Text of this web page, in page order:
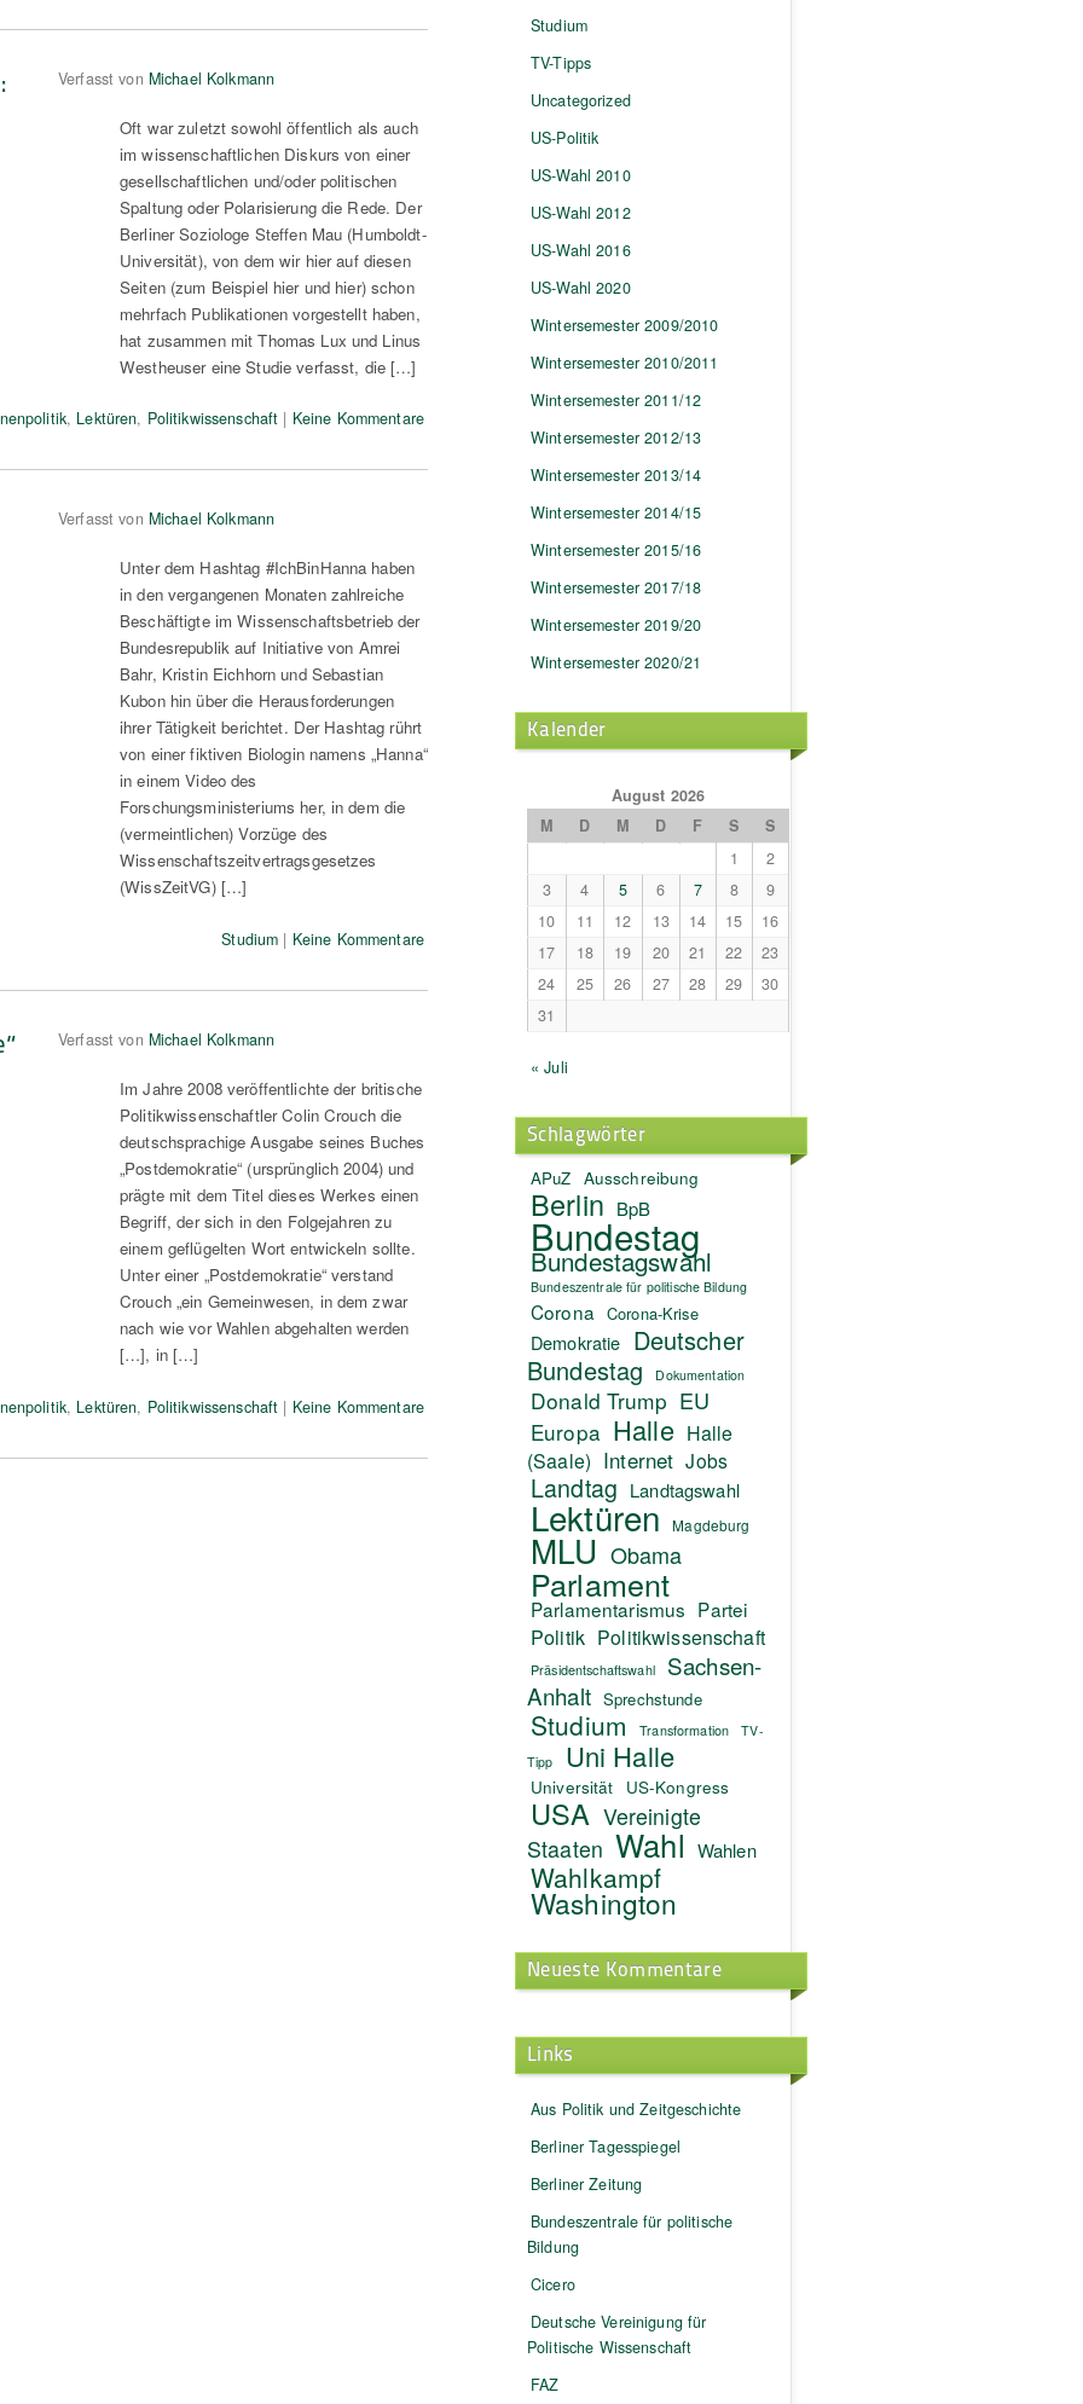
Verfasst von Michael Kolkmann
Oft war zuletzt sowohl öffentlich als auch
im wissenschaftlichen Diskurs von einer
gesellschaftlichen und/oder politischen
Spaltung oder Polarisierung die Rede. Der
Berliner Soziologe Steffen Mau (Humboldt-
Universität), von dem wir hier auf diesen
Seiten (zum Beispiel hier und hier) schon
mehrfach Publikationen vorgestellt haben,
hat zusammen mit Thomas Lux und Linus
Westheuser eine Studie verfasst, die […]
, Lektüren, Politikwissenschaft | Keine Kommentare
Verfasst von Michael Kolkmann
Unter dem Hashtag #IchBinHanna haben
in den vergangenen Monaten zahlreiche
Beschäftigte im Wissenschaftsbetrieb der
Bundesrepublik auf Initiative von Amrei
Bahr, Kristin Eichhorn und Sebastian
Kubon hin über die Herausforderungen
ihrer Tätigkeit berichtet. Der Hashtag rührt
von einer fiktiven Biologin namens „Hanna“
in einem Video des
Forschungsministeriums her, in dem die
(vermeintlichen) Vorzüge des
Wissenschaftszeitvertragsgesetzes
(WissZeitVG) […]
Studium | Keine Kommentare
Verfasst von Michael Kolkmann
Im Jahre 2008 veröffentlichte der britische
Politikwissenschaftler Colin Crouch die
deutschsprachige Ausgabe seines Buches
„Postdemokratie“ (ursprünglich 2004) und
prägte mit dem Titel dieses Werkes einen
Begriff, der sich in den Folgejahren zu
einem geflügelten Wort entwickeln sollte.
Unter einer „Postdemokratie“ verstand
Crouch „ein Gemeinwesen, in dem zwar
nach wie vor Wahlen abgehalten werden
[…], in […]
, Lektüren, Politikwissenschaft | Keine Kommentare
Studium
TV-Tipps
Uncategorized
US-Politik
US-Wahl 2010
US-Wahl 2012
US-Wahl 2016
US-Wahl 2020
Wintersemester 2009/2010
Wintersemester 2010/2011
Wintersemester 2011/12
Wintersemester 2012/13
Wintersemester 2013/14
Wintersemester 2014/15
Wintersemester 2015/16
Wintersemester 2017/18
Wintersemester 2019/20
Wintersemester 2020/21
Kalender
August 2026
M
D M D F S
S
1
2
3
4 5 6 7 8
9
10
11 12 13 14 15
16
17
18 19 20 21 22
23
24
25 26 27 28 29
30
31
« Juli
Schlagwörter
APuZ Ausschreibung
Berlin BpB
Bundestag
Bundestagswahl
Bundeszentrale für politische Bildung
Corona Corona-Krise
Demokratie Deutscher
Bundestag
Dokumentation
Donald Trump EU
Europa Halle Halle
(Saale) Internet Jobs
Landtag Landtagswahl
Lektüren Magdeburg
MLU Obama
Parlament
Parlamentarismus Partei
Politik Politikwissenschaft
Präsidentschaftswahl
Sachsen-
Anhalt Sprechstunde
Studium Transformation
TV-
Tipp
Uni Halle
Universität US-Kongress
USA Vereinigte
Staaten Wahl Wahlen
Wahlkampf
Washington
Neueste Kommentare
Links
Aus Politik und Zeitgeschichte
Berliner Tagesspiegel
Berliner Zeitung
Bundeszentrale für politische
Bildung
Cicero
Deutsche Vereinigung für
Politische Wissenschaft
FAZ